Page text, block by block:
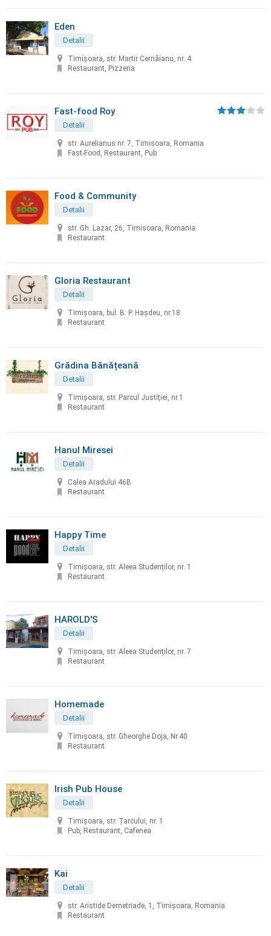
Eden
Detalii
Timișoara, str. Martir Cernăianu, nr. 4
Restaurant, Pizzeria
Fast-food Roy
Detalii
str. Aurelianus nr. 7, Timisoara, Romania
Fast-Food, Restaurant, Pub
Food & Community
Detalii
str. Gh. Lazar, 26, Timisoara, Romania
Restaurant
Gloria Restaurant
Detalii
Timișoara, bul. B. P. Hașdeu, nr.18
Restaurant
Grădina Bănățeană
Detalii
Timișoara, str. Parcul Justiției, nr.1
Restaurant
Hanul Miresei
Detalii
Calea Aradului 46B
Restaurant
Happy Time
Detalii
Timișoara, str. Aleea Studenților, nr. 1
Restaurant
HAROLD'S
Detalii
Timișoara, str. Aleea Studenților, nr. 7
Restaurant
Homemade
Detalii
Timișoara, str. Gheorghe Doja, Nr.40
Restaurant
Irish Pub House
Detalii
Timișoara, str. Țarcului, nr. 1
Pub, Restaurant, Cafenea
Kai
Detalii
str. Aristide Demetriade, 1, Timișoara, Romania
Restaurant